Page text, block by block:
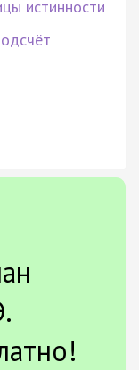
истинности